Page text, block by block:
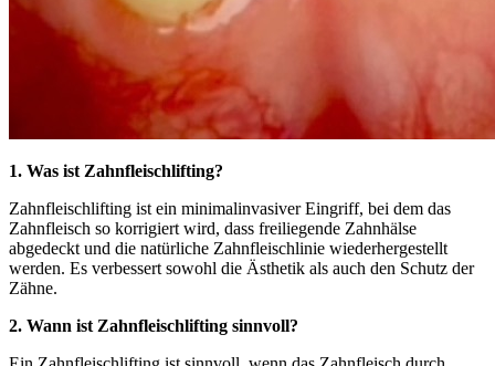
1. Was ist Zahnfleischlifting?
Zahnfleischlifting ist ein minimalinvasiver Eingriff, bei dem das
Zahnfleisch so korrigiert wird, dass freiliegende Zahnhälse
abgedeckt und die natürliche Zahnfleischlinie wiederhergestellt
werden. Es verbessert sowohl die Ästhetik als auch den Schutz der
Zähne.
2. Wann ist Zahnfleischlifting sinnvoll?